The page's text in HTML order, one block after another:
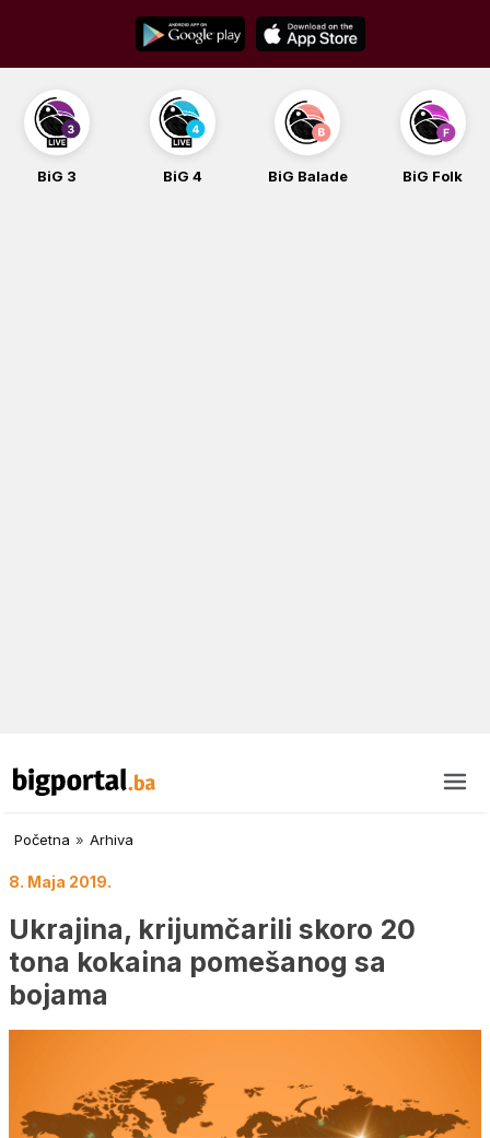
content
BiG 3 BiG 4 BiG Balade BiG Folk
Početna » Arhiva
8. Maja 2019.
Ukrajina, krijumčarili skoro 20
tona kokaina pomešanog sa
bojama